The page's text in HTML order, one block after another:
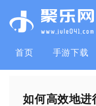
首页 手游下载
如何高效地